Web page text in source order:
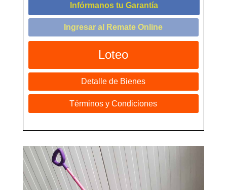
Infórmanos tu Garantía
Ingresar al Remate Online
Loteo
Detalle de Bienes
Términos y Condiciones